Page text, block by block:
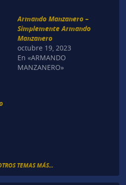
Armando Manzanero –
Simplemente Armando
Manzanero
octubre 19, 2023
En «ARMANDO
MANZANERO»
TEMAS MÁS...